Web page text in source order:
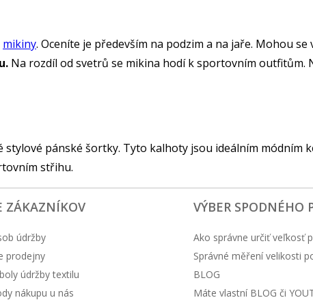
mikiny. Oceníte je především na podzim a na jaře. Mohou se
Na rozdíl od svetrů se mikina hodí k sportovním outfitům.
pánské šortky. Tyto kalhoty jsou ideálním módním
střihu.
ZÁKAZNÍKOV
údržby
prodejny
údržby textilu
nákupu u nás
VÝBER SPODNÉHO
Ako správne určiť veľkosť
Správné měření velikosti
BLOG
Máte vlastní BLOG či